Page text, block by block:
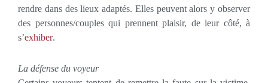
rendre dans des lieux adaptés. Elles peuvent alors y observer
des personnes/couples qui prennent plaisir, de leur côté, à
s’exhiber.
La défense du voyeur